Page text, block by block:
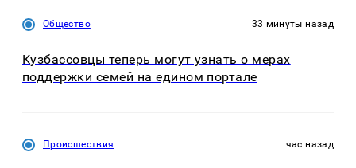
Общество 33 минуты назад
Кузбассовцы теперь могут узнать о мерах
поддержки семей на едином портале
Происшествия час назад